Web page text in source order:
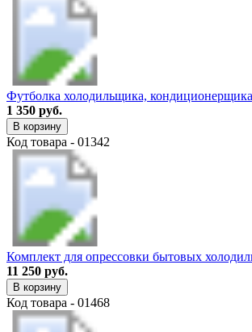
Футболка холодильщика,
1 350 руб.
В корзину
Код товара - 01342
Комплект для опрессовки бытовых
11 250 руб.
В корзину
Код товара - 01468